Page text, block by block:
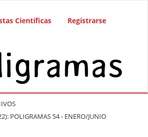
Científicas Registrarse
POLIGRAMAS 54 - ENERO/JUNIO